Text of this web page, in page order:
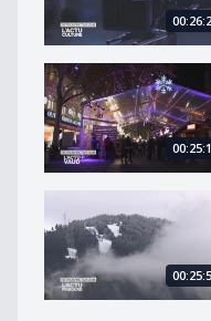
La rétrospective